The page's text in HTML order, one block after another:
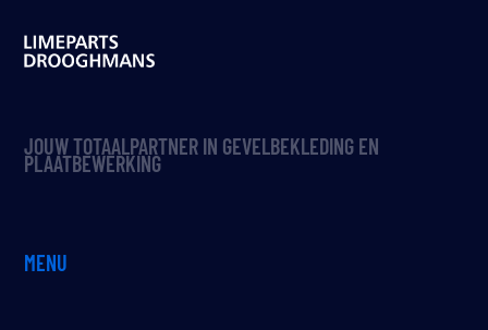
JOUW TOTAALPARTNER IN GEVELBEKLEDING EN
PLAATBEWERKING
MENU